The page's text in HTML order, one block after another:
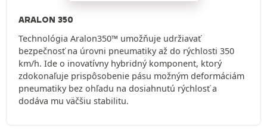
ARALON 350
Technológia Aralon350™ umožňuje udržiavať
bezpečnosť na úrovni pneumatiky až do rýchlosti 350
km/h. Ide o inovatívny hybridný komponent, ktorý
zdokonaľuje prispôsobenie pásu možným deformáciám
pneumatiky bez ohľadu na dosiahnutú rýchlosť a
dodáva mu väčšiu stabilitu.